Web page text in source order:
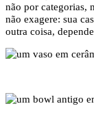
não por categorias,
não exagere: sua
outra coisa,